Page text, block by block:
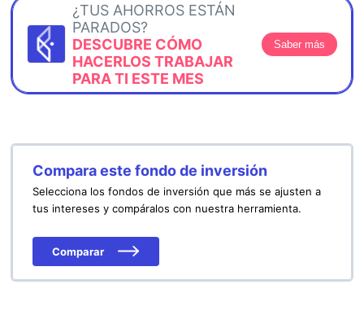
¿TUS AHORROS ESTÁN
PARADOS?
DESCUBRE CÓMO
HACERLOS TRABAJAR
PARA TI ESTE MES
Saber más
Compara este fondo de inversión
Selecciona los fondos de inversión que más se ajusten a
tus intereses y compáralos con nuestra herramienta.
Comparar